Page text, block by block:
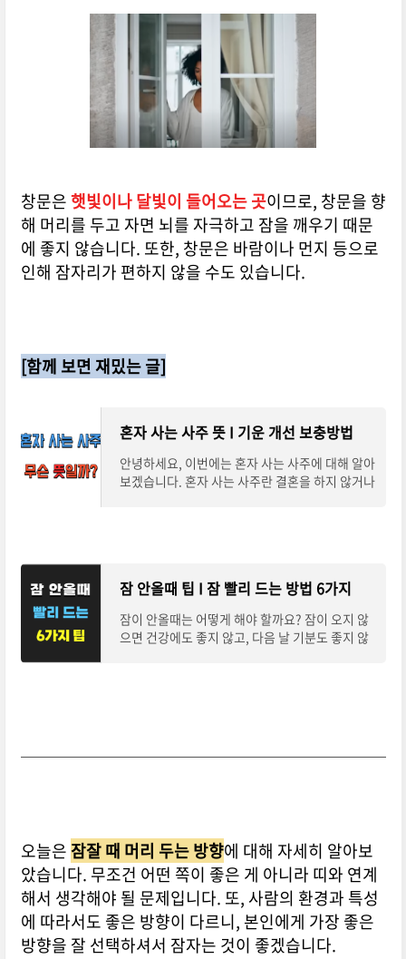
창문은햇빛이나 달빛이 들어오는 곳이므로, 창문을 향
해 머리를 두고 자면 뇌를 자극하고 잠을 깨우기 때문
에 좋지 않습니다. 또한, 창문은 바람이나 먼지 등으로
인해 잠자리가 편하지 않을 수도 있습니다.
[함께 보면 재밌는 글]
혼자 사는 사주 뜻 I 기운 개선 보충방법
안녕하세요, 이번에는 혼자 사는 사주에 대해 알아
보겠습니다. 혼자 사는 사주란 결혼을 하지 않거나
잠 안올때 팁 I 잠 빨리 드는 방법 6가지
잠이 안올때는 어떻게 해야 할까요? 잠이 오지 않
으면 건강에도 좋지 않고, 다음 날 기분도 좋지 않
오늘은잠잘 때 머리 두는 방향에 대해 자세히 알아보
았습니다. 무조건 어떤 쪽이 좋은 게 아니라 띠와 연계
해서 생각해야 될 문제입니다. 또, 사람의 환경과 특성
에 따라서도 좋은 방향이 다르니, 본인에게 가장 좋은
방향을 잘 선택하셔서 잠자는 것이 좋겠습니다.